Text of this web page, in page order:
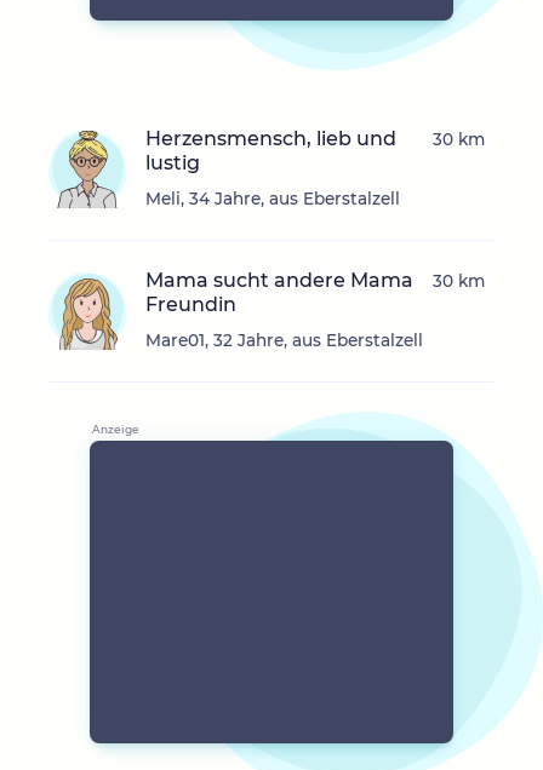
Herzensmensch, lieb und
lustig
Meli, 34 Jahre, aus Eberstalzell
30 km
Mama sucht andere Mama
Freundin
Mare01, 32 Jahre, aus Eberstalzell
30 km